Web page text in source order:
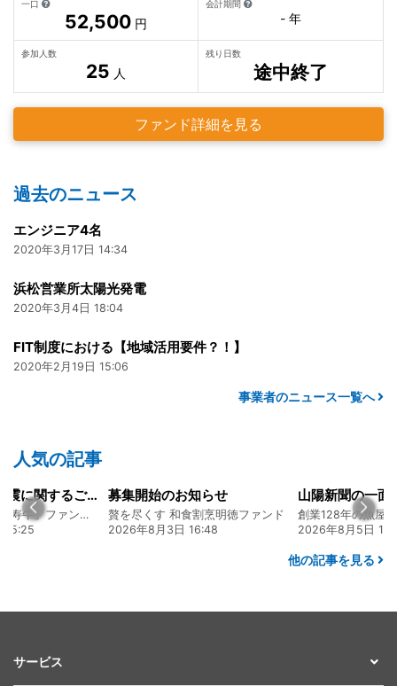
一口
52,500 円
会計期間
- 年
参加人数
25 人
残り日数
途中終了
ファンド詳細を見る
過去のニュース
エンジニア4名
2020年3月17日 14:34
浜松営業所太陽光発電
2020年3月4日 18:04
FIT制度における【地域活用要件？！】
2020年2月19日 15:06
事業者のニュース一覧へ
人気の記事
令和8年熊本地震に関するご報告
熊本 あか牛「延寿牛」ファンド2026
15:25
募集開始のお知らせ
贅を尽くす 和食割烹明徳ファンド
2026年8月3日 16:48
2026年8月5日
他の記事を見る
サービス